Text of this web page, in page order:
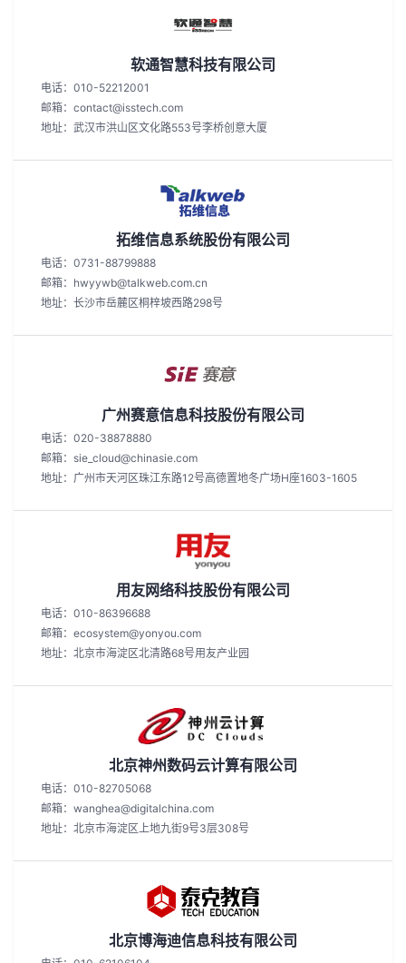
软通智慧科技有限公司
电话：010-52212001
邮箱：contact@isstech.com
地址：武汉市洪山区文化路553号李桥创意大厦
拓维信息系统股份有限公司
电话：0731-88799888
邮箱：hwyywb@talkweb.com.cn
地址：长沙市岳麓区桐梓坡西路298号
广州赛意信息科技股份有限公司
电话：020-38878880
邮箱：sie_cloud@chinasie.com
地址：广州市天河区珠江东路12号高德置地冬广场H座1603-1605
用友网络科技股份有限公司
电话：010-86396688
邮箱：ecosystem@yonyou.com
地址：北京市海淀区北清路68号用友产业园
北京神州数码云计算有限公司
电话：010-82705068
邮箱：wanghea@digitalchina.com
地址：北京市海淀区上地九街9号3层308号
北京博海迪信息科技有限公司